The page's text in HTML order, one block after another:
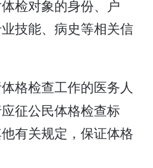
检对象的身份、户
技能、病史等相关信
格检查工作的医务人
征公民体格检查标
有关规定，保证体格